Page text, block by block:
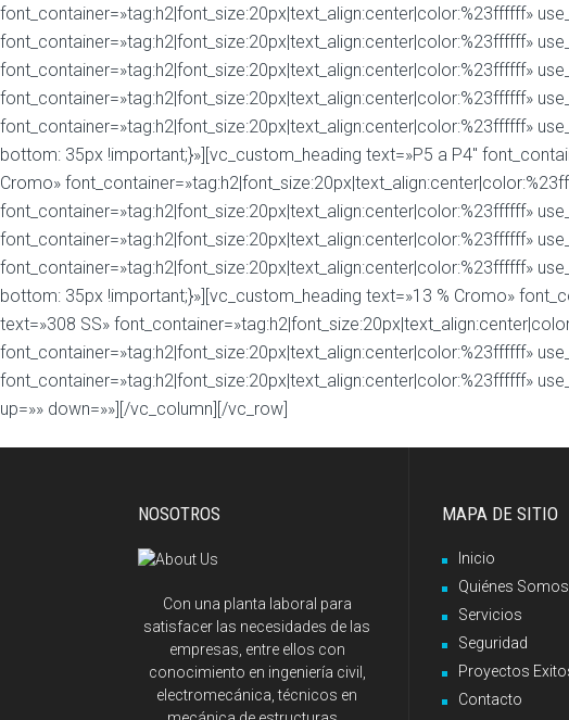
font_container=»tag:h2|font_size:20px|text_align:center|color:%23ffffff»
font_container=»tag:h2|font_size:20px|text_align:center|color:%23ffffff»
font_container=»tag:h2|font_size:20px|text_align:center|color:%23ffffff»
font_container=»tag:h2|font_size:20px|text_align:center|color:%23ffffff»
font_container=»tag:h2|font_size:20px|text_align:center|color:%23ffffff»
bottom: 35px !important;}»][vc_custom_heading text=»P5 a P4″
Cromo»
font_container=»tag:h2|font_size:20px|text_align:center|color:%23ffffff»
font_container=»tag:h2|font_size:20px|text_align:center|color:%23ffffff»
font_container=»tag:h2|font_size:20px|text_align:center|color:%23ffffff»
bottom: 35px !important;}»][vc_custom_heading text=»13 % Cromo»
text=»308 SS»
font_container=»tag:h2|font_size:20px|text_align:center|color:%23ffffff»
font_container=»tag:h2|font_size:20px|text_align:center|color:%23ffffff»
up=»» down=»»][/vc_column][/vc_row]
NOSOTROS
Con una planta laboral para
satisfacer las necesidades de las
empresas, entre ellos con
conocimiento en ingeniería civil,
electromecánica, técnicos en
MAPA DE SITIO
Inicio
Quiénes Somos
Servicios
Seguridad
Proyectos
Contacto